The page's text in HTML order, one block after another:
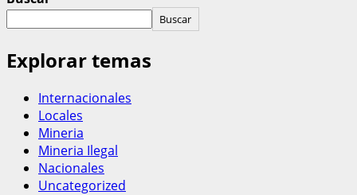
Buscar
Explorar temas
Internacionales
Locales
Mineria
Mineria Ilegal
Nacionales
Uncategorized